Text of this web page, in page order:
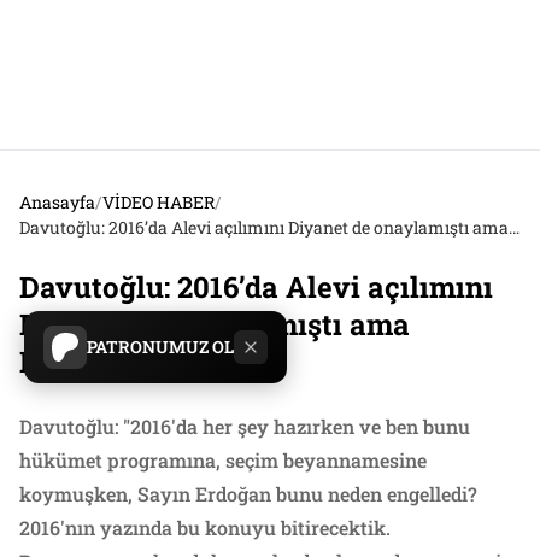
PATRONUMUZ OL
Anasayfa/VİDEO HABER/
Davutoğlu: 2016’da Alevi açılımını Diyanet de onaylamıştı ama Erdoğan reddetti
Davutoğlu: 2016’da Alevi açılımını
Diyanet de onaylamıştı ama
Erdoğan reddetti
Davutoğlu: "2016'da her şey hazırken ve ben bunu
hükümet programına, seçim beyannamesine
koymuşken, Sayın Erdoğan bunu neden engelledi?
2016'nın yazında bu konuyu bitirecektik.